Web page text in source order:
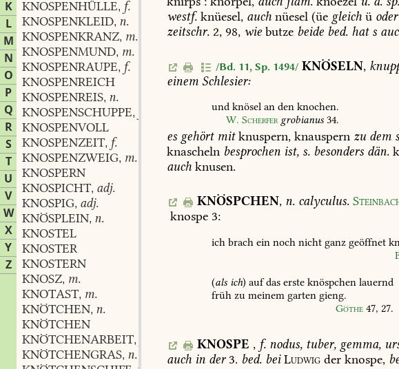
K
L
M
N
O
P
Q
R
S
T
U
V
W
X
Y
Z
KNOSPENHÜLLE, f.
KNOSPENKLEID, n.
KNOSPENKRANZ, m.
KNOSPENMUND, m.
KNOSPENRAUPE, f.
KNOSPENREICH
KNOSPENREIS, n.
KNOSPENSCHUPPE,
KNOSPENVOLL
KNOSPENZEIT, f.
KNOSPENZWEIG, m.
KNOSPERN
KNOSPICHT, adj.
KNOSPIG, adj.
KNÖSPLEIN, n.
KNOSTEL
KNOSTER
KNOSTERN
KNOSZ, m.
KNOTAST, m.
KNÖTCHEN, n.
KNÖTCHEN
KNÖTCHENARBEIT,
KNÖTCHENGRAS, n.
westf. knüesel, auch nüesel (üe gleich ü oder
zeitschr. 2, 98, wie butze beide bed. hats
/Bd. 11, Sp. 1494/ KNÖSELN,
einem Schlesier:
und knösel an den knochen.
W. Scherfer grobianus 34.
es gehörtmitknuspern, knauspern zu dem
knascheln besprochen ist, s. besonders dän.
auch knusen.
KNÖSPCHEN, n. calyculus.
knospe 3:
ich brach ein noch nicht ganz geöffnet
(als ich) aufdas erste knöspchen lauernd
früh zu meinem garten gieng.
Göthe 47, 27.
KNOSPE , f.nodus,tuber,gemma,
auch in der3. bed. bei Ludwig der knospe,